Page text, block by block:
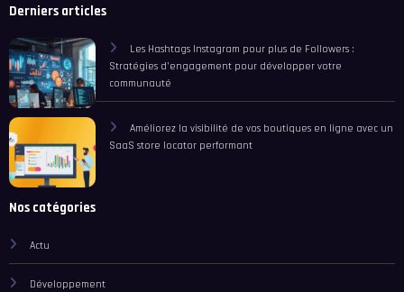
Derniers articles
Les Hashtags Instagram pour plus de Followers :
Stratégies d’engagement pour développer votre
communauté
Améliorez la visibilité de vos boutiques en ligne avec un
SaaS store locator performant
Nos catégories
Actu
Développement